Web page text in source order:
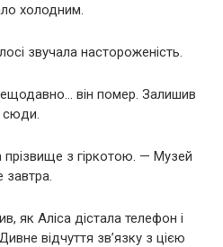
холодним.
звучала настороженість.
він помер. Залишив
сюди.
з гіркотою. — Музей
завтра.
як Аліса дістала телефон і
відчуття зв’язку з цією